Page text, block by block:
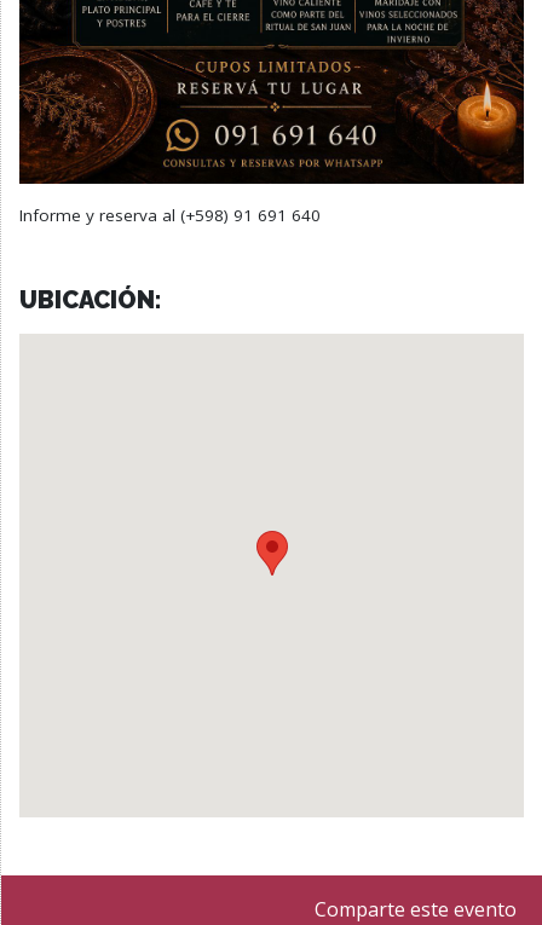
Informe y reserva al (+598) 91 691 640
UBICACIÓN:
Comparte este evento